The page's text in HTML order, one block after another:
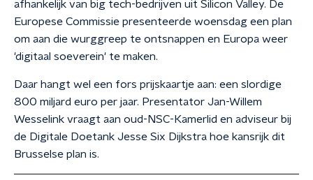
afhankelijk van big tech-bedrijven uit Silicon Valley. De
Europese Commissie presenteerde woensdag een plan
om aan die wurggreep te ontsnappen en Europa weer
'digitaal soeverein' te maken.
Daar hangt wel een fors prijskaartje aan: een slordige
800 miljard euro per jaar. Presentator Jan-Willem
Wesselink vraagt aan oud-NSC-Kamerlid en adviseur bij
de Digitale Doetank Jesse Six Dijkstra hoe kansrijk dit
Brusselse plan is.